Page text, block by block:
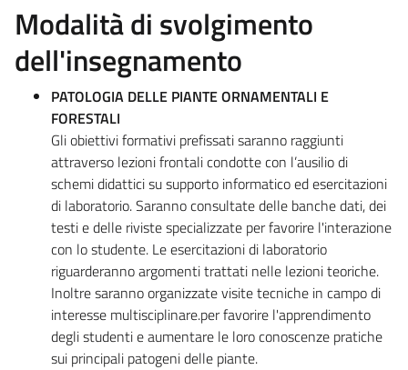
Modalità di svolgimento
dell'insegnamento
PATOLOGIA DELLE PIANTE ORNAMENTALI E
FORESTALI
Gli obiettivi formativi prefissati saranno raggiunti
attraverso lezioni frontali condotte con l’ausilio di
schemi didattici su supporto informatico ed esercitazioni
di laboratorio. Saranno consultate delle banche dati, dei
testi e delle riviste specializzate per favorire l'interazione
con lo studente. Le esercitazioni di laboratorio
riguarderanno argomenti trattati nelle lezioni teoriche.
Inoltre saranno organizzate visite tecniche in campo di
interesse multisciplinare.per favorire l'apprendimento
degli studenti e aumentare le loro conoscenze pratiche
sui principali patogeni delle piante.